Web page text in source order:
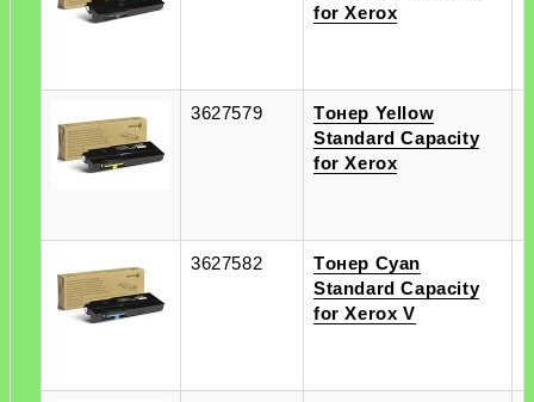
for Xerox
3627579
Tонер Yellow
Standard Capacity
for Xerox
3627582
Tонер Cyan
Standard Capacity
for Xerox V